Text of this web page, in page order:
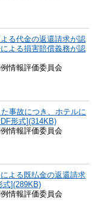
る代金の返還請求が認
よる損害賠償義務が認
情報評価委員会
事故につき、ホテルに
形式](314KB)
情報評価委員会
よる既払金の返還請求
式](289KB)
情報評価委員会